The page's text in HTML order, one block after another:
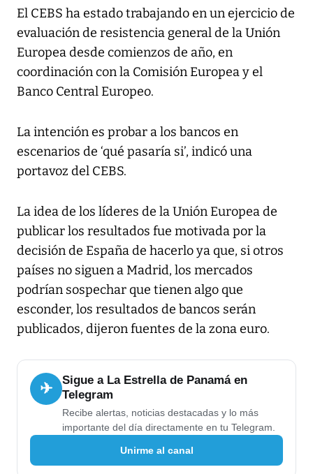
El CEBS ha estado trabajando en un ejercicio de
evaluación de resistencia general de la Unión
Europea desde comienzos de año, en
coordinación con la Comisión Europea y el
Banco Central Europeo.
La intención es probar a los bancos en
escenarios de ‘qué pasaría si’, indicó una
portavoz del CEBS.
La idea de los líderes de la Unión Europea de
publicar los resultados fue motivada por la
decisión de España de hacerlo ya que, si otros
países no siguen a Madrid, los mercados
podrían sospechar que tienen algo que
esconder, los resultados de bancos serán
publicados, dijeron fuentes de la zona euro.
✈
Sigue a La Estrella de Panamá en
Telegram
Recibe alertas, noticias destacadas y lo más
importante del día directamente en tu Telegram.
Unirme al canal